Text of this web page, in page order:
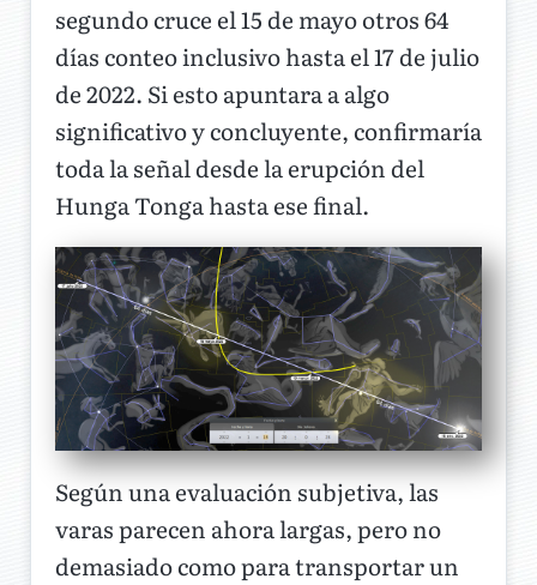
segundo cruce el 15 de mayo otros 64
días conteo inclusivo hasta el 17 de julio
de 2022. Si esto apuntara a algo
significativo y concluyente, confirmaría
toda la señal desde la erupción del
Hunga Tonga hasta ese final.
Según una evaluación subjetiva, las
varas parecen ahora largas, pero no
demasiado como para transportar un